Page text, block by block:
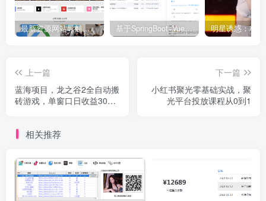
最新资源网站导航,让你的资源爆满！推荐5个优质互联网资源分享网站 基于SpringBoot+Vue.js智能考试系统(源码+文档+视频+包运行)
上一篇
蓝海项目，龙之谷2全自动搬
砖游戏，单窗口日收益30＋
下一篇
小红书聚光零基础实战，聚
光平台投放课程从0到1
相关推荐